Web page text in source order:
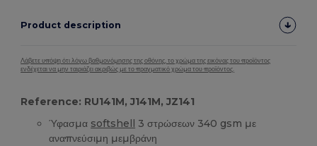
Product description
Λάβετε υπόψη ότι λόγω βαθμονόμησης της οθόνης, το χρώμα της εικόνας του προϊόντος
ενδέχεται να μην ταιριάζει ακριβώς με το πραγματικό χρώμα του προϊόντος.
Reference: RU141M, J141M, JZ141
Ύφασμα softshell 3 στρώσεων 340 gsm με
αναπνεύσιμη μεμβράνη